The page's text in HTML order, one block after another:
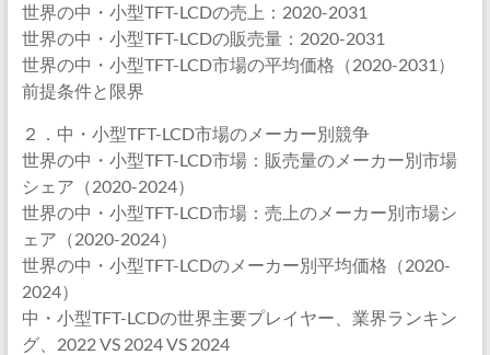
世界の中・小型TFT-LCDの売上：2020-2031
世界の中・小型TFT-LCDの販売量：2020-2031
世界の中・小型TFT-LCD市場の平均価格（2020-2031）
前提条件と限界
２．中・小型TFT-LCD市場のメーカー別競争
世界の中・小型TFT-LCD市場：販売量のメーカー別市場
シェア（2020-2024）
世界の中・小型TFT-LCD市場：売上のメーカー別市場シ
ェア（2020-2024）
世界の中・小型TFT-LCDのメーカー別平均価格（2020-
2024）
中・小型TFT-LCDの世界主要プレイヤー、業界ランキン
グ、2022 VS 2024 VS 2024